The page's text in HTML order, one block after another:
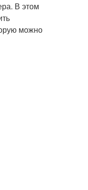
В этом
можно